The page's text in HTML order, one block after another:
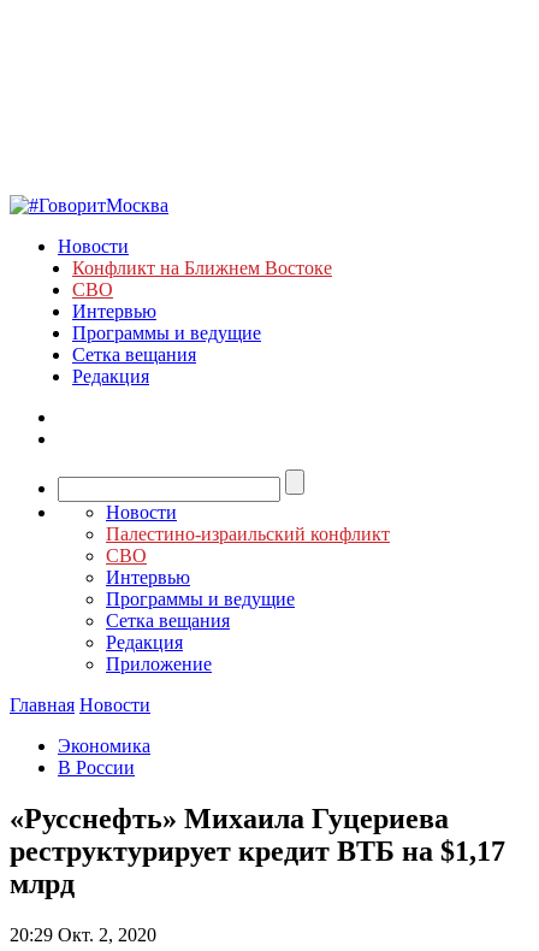
Новости
Конфликт на Ближнем Востоке
СВО
Интервью
Программы и ведущие
Сетка вещания
Редакция
Новости
Палестино-израильский конфликт
СВО
Интервью
Программы и ведущие
Сетка вещания
Редакция
Приложение
Главная Новости
Экономика
В России
«Русснефть» Михаила Гуцериева
реструктурирует кредит ВТБ на $1,17
млрд
20:29 Окт. 2, 2020